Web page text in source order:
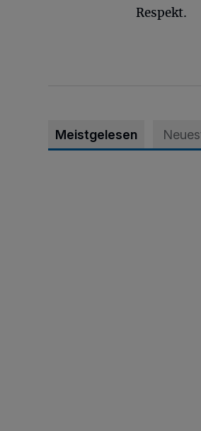
Respekt.
Meistgelesen